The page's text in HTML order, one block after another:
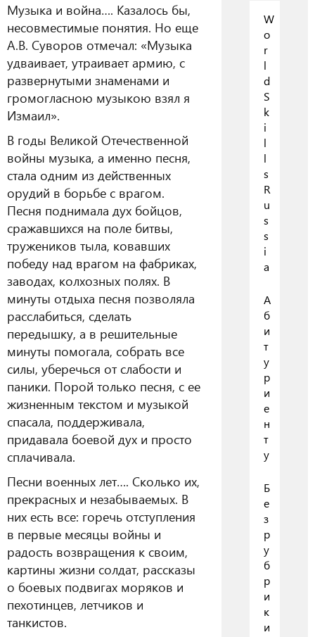
Музыка и война…. Казалось бы,
несовместимые понятия. Но еще
А.В. Суворов отмечал: «Музыка
удваивает, утраивает армию, с
развернутыми знаменами и
громогласною музыкою взял я
Измаил».
В годы Великой Отечественной
войны музыка, а именно песня,
стала одним из действенных
орудий в борьбе с врагом.
Песня поднимала дух бойцов,
сражавшихся на поле битвы,
тружеников тыла, ковавших
победу над врагом на фабриках,
заводах, колхозных полях. В
минуты отдыха песня позволяла
расслабиться, сделать
передышку, а в решительные
минуты помогала, собрать все
силы, уберечься от слабости и
паники. Порой только песня, с ее
жизненным текстом и музыкой
спасала, поддерживала,
придавала боевой дух и просто
сплачивала.
Песни военных лет…. Сколько их,
прекрасных и незабываемых. В
них есть все: горечь отступления
в первые месяцы войны и
радость возвращения к своим,
картины жизни солдат, рассказы
о боевых подвигах моряков и
пехотинцев, летчиков и
танкистов.
W
o
r
l
d
S
k
i
l
l
s
R
u
s
s
i
a
А
б
и
т
у
р
и
е
н
т
у
Б
е
з
р
у
б
р
и
к
и